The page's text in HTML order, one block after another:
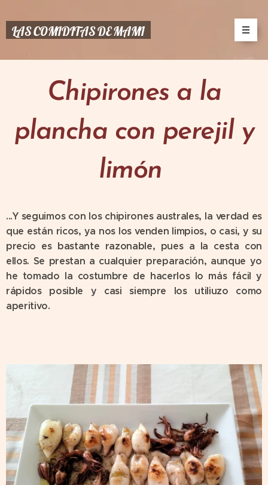
LAS COMIDITAS DE MAMI
Chipirones a la
plancha con perejil y
limón
...Y seguimos con los chipirones australes, la verdad es
que están ricos, ya nos los venden limpios, o casi, y su
precio es bastante razonable, pues a la cesta con
ellos. Se prestan a cualquier preparación, aunque yo
he tomado la costumbre de hacerlos lo más fácil y
rápidos posible y casi siempre los utiliuzo como
aperitivo.